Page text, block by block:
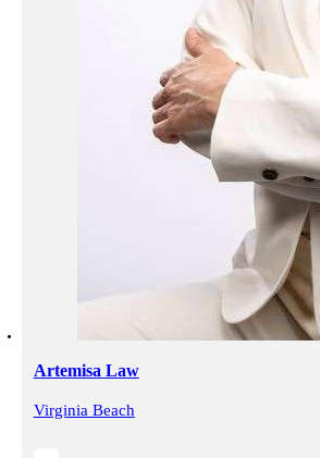
Artemisa Law
Virginia Beach